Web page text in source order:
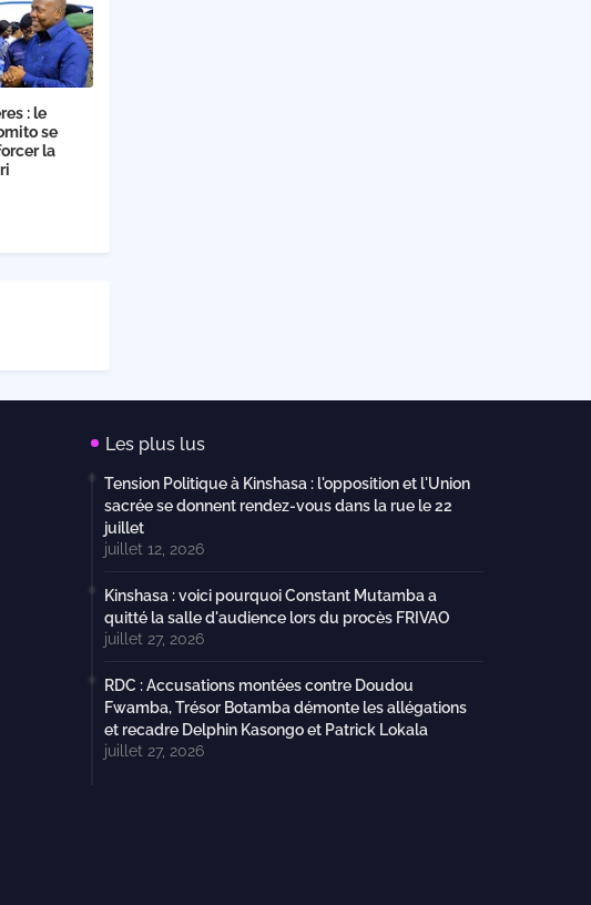
: le
se
la
Les plus lus
Tension Politique à Kinshasa : l'opposition et l'Union
sacrée se donnent rendez-vous dans la rue le 22
juillet
juillet 12, 2026
Kinshasa : voici pourquoi Constant Mutamba a
quitté la salle d'audience lors du procès FRIVAO
juillet 27, 2026
RDC : Accusations montées contre Doudou
Fwamba, Trésor Botamba démonte les allégations
et recadre Delphin Kasongo et Patrick Lokala
juillet 27, 2026